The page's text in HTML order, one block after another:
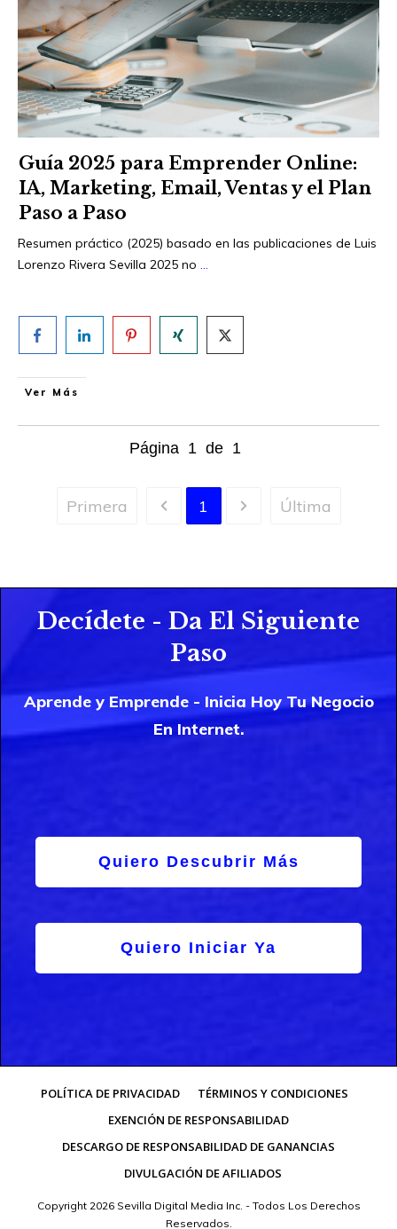
Guía 2025 para Emprender Online:
IA, Marketing, Email, Ventas y el Plan
Paso a Paso
Resumen práctico (2025) basado en las publicaciones de Luis
Lorenzo Rivera Sevilla 2025 no ...
Ver Más
Página 1 de 1
Primera 1 Última
Decídete - Da El Siguiente
Paso
Aprende y Emprende - Inicia Hoy Tu Negocio
En Internet.
Quiero Descubrir Más
Quiero Iniciar Ya
POLÍTICA DE PRIVACIDAD
TÉRMINOS Y CONDICIONES
EXENCIÓN DE RESPONSABILIDAD
DESCARGO DE RESPONSABILIDAD DE GANANCIAS
DIVULGACIÓN DE AFILIADOS
Copyright 2026 Sevilla Digital Media Inc. - Todos Los Derechos
Reservados.